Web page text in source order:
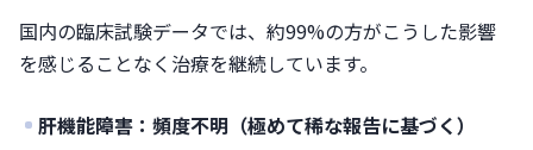
国内の臨床試験データでは、約99%の方がこうした影響
を感じることなく治療を継続しています。
肝機能障害：頻度不明（極めて稀な報告に基づく）